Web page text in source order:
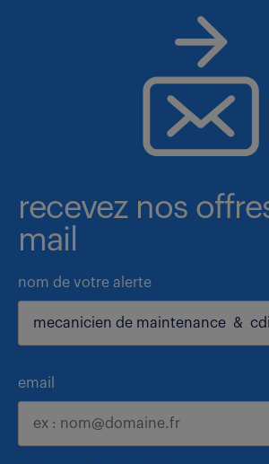
recevez nos
mail
nom de votre alerte
email